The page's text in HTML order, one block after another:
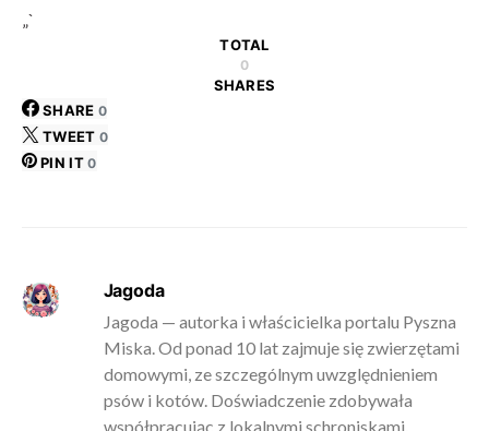
„`
TOTAL
0
SHARES
SHARE 0
TWEET 0
PIN IT 0
Jagoda
Jagoda — autorka i właścicielka portalu Pyszna
Miska. Od ponad 10 lat zajmuje się zwierzętami
domowymi, ze szczególnym uwzględnieniem
psów i kotów. Doświadczenie zdobywała
współpracując z lokalnymi schroniskami,